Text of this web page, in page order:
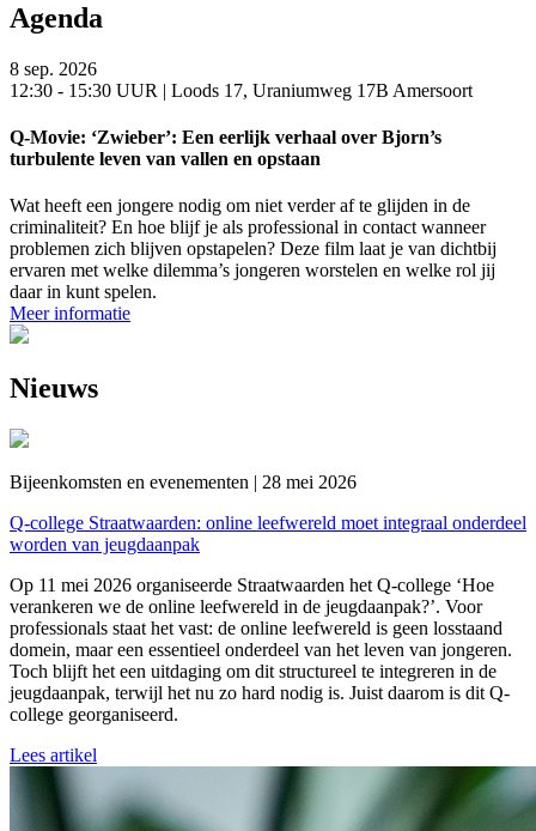
Agenda
8 sep. 2026
12:30 - 15:30 UUR | Loods 17, Uraniumweg 17B Amersoort
Q-Movie: ‘Zwieber’: Een eerlijk verhaal over Bjorn’s
turbulente leven van vallen en opstaan
Wat heeft een jongere nodig om niet verder af te glijden in de
criminaliteit? En hoe blijf je als professional in contact wanneer
problemen zich blijven opstapelen? Deze film laat je van dichtbij
ervaren met welke dilemma’s jongeren worstelen en welke rol jij
daar in kunt spelen.
Meer informatie
Nieuws
Bijeenkomsten en evenementen | 28 mei 2026
Q-college Straatwaarden: online leefwereld moet integraal onderdeel
worden van jeugdaanpak
Op 11 mei 2026 organiseerde Straatwaarden het Q-college ‘Hoe
verankeren we de online leefwereld in de jeugdaanpak?’. Voor
professionals staat het vast: de online leefwereld is geen losstaand
domein, maar een essentieel onderdeel van het leven van jongeren.
Toch blijft het een uitdaging om dit structureel te integreren in de
jeugdaanpak, terwijl het nu zo hard nodig is. Juist daarom is dit Q-
college georganiseerd.
Lees artikel